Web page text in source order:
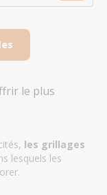
le plus
les grillages
lesquels les